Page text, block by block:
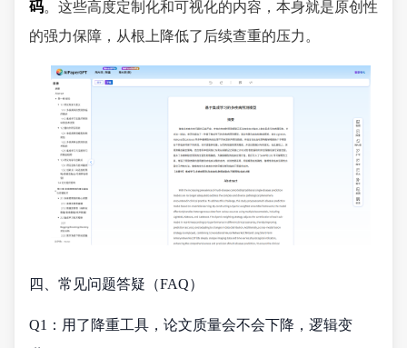
码。这些高度定制化和可视化的内容，本身就是原创性
的强力保障，从根上降低了后续查重的压力。
四、常见问题答疑（FAQ）
Q1：用了降重工具，论文质量会不会下降，逻辑变